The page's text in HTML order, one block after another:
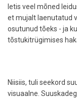
letis veel mõned
et mujalt laenutatud
osutunud tõeks - ja
tõstukitrügimises
Niisiis, tuli seekord
visuaalne.